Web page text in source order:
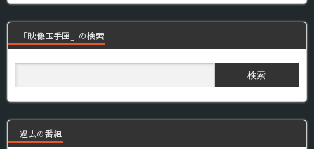
「映像玉手匣」の検索
過去の番組